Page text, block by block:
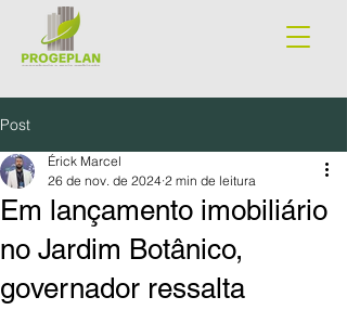
Post
Em lançamento imobiliário
no Jardim Botânico,
governador ressalta
Érick Marcel
26 de nov. de 2024 2 min de leitura